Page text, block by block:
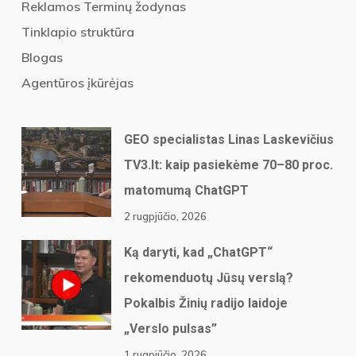
Reklamos Terminų žodynas
Tinklapio struktūra
Blogas
Agentūros įkūrėjas
GEO specialistas Linas Laskevičius
TV3.lt: kaip pasiekėme 70–80 proc.
matomumą ChatGPT
2 rugpjūčio, 2026
Ką daryti, kad „ChatGPT“
rekomenduotų Jūsų verslą?
Pokalbis Žinių radijo laidoje
„Verslo pulsas”